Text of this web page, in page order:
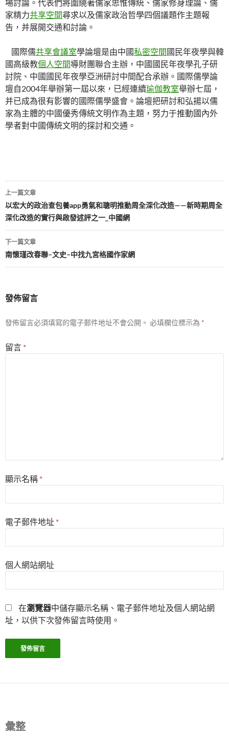
場討論。代表們將圍繞著儒家思惟傳統、儒家修身理論、儒
家精力共享空間尋求以及儒家政治哲學四個議題作主題報
告，并展開交通和討論。
國際儒共享會議室學論壇是由中國私密空間國民年夜學與韓
國高級教個人空間導財團聯合主辦，中國國民年夜學孔子研
討院、中國國民年夜學亞洲研討中間配合承辦。國際儒學論
壇自2004年舉辦第一屆以來，已經連續瑜伽教室舉辦七屆，
并已成為很有影響的國際儒學盛會。論壇把研討和弘揚以儒
家為主體的中國優秀傳統文明作為主題，努力于推動國內外
學者對中國傳統文明的探討和交通。
文
章
導
覽
上一篇文章
以宏大的政治查包養app勇氣和聰明推動周全深化改造——新時期周全
深化改造的實行與啟發述評之一_中國網
下一篇文章
南懷瑾改春聯–文史–中找九宮格國作家網
發佈留言
發佈留言必須填寫的電子郵件地址不會公開。 必填欄位標示為 *
留言 *
顯示名稱 *
電子郵件地址 *
個人網站網址
在瀏覽器中儲存顯示名稱、電子郵件地址及個人網站網
址，以供下次發佈留言時使用。
彙整